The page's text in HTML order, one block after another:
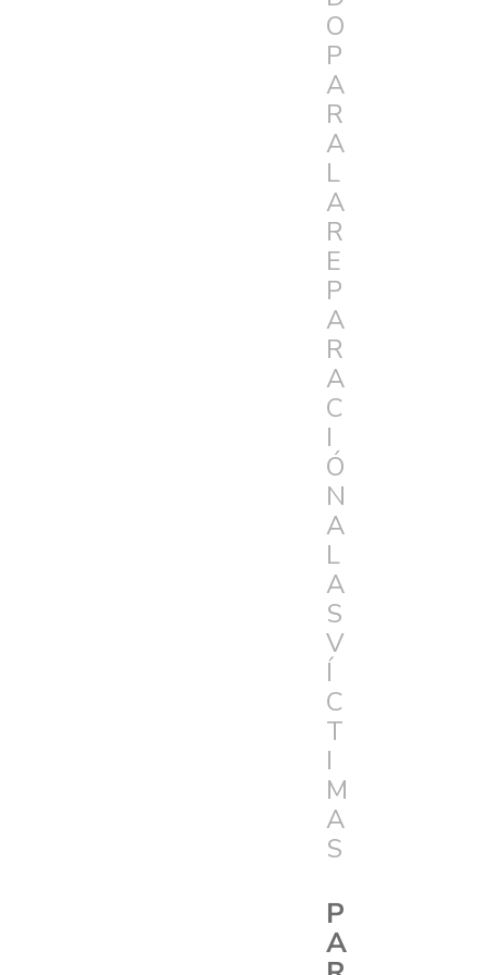
O
P
A
R
A
L
A
R
E
P
A
R
A
C
I
Ó
N
A
L
A
S
V
Í
C
T
I
M
A
S
P
A